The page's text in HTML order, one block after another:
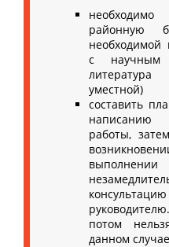
районную
необходимой
с научным
уместной)
составить
написанию
работы,
потом
данном